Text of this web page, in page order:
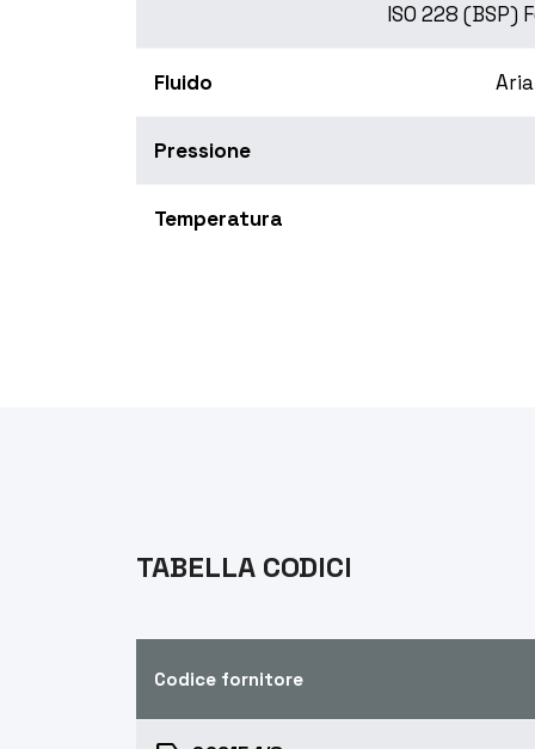
ISO 228 (BSP)
Fluido
Pressione
Temperatura
TABELLA CODICI
Codice fornitore